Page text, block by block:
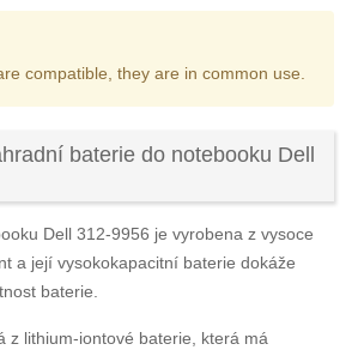
compatible, they are in common use.
baterie do notebooku Dell
Dell 312-9956 je vyrobena z vysoce
a její vysokokapacitní baterie dokáže
baterie.
z lithium-iontové baterie, která má